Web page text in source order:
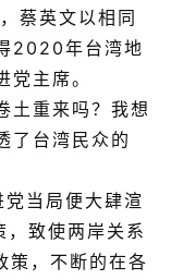
蔡英文以相同
2020年台湾地
主席。
土重来吗？我想
了台湾民众的
当局便大肆渲
，致使两岸关系
策，不断的在各